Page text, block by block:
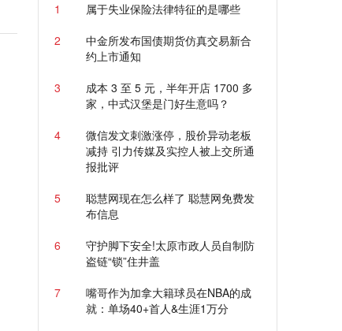
1
属于失业保险法律特征的是哪些
2
中金所发布国债期货仿真交易新合
约上市通知
3
成本 3 至 5 元，半年开店 1700 多
家，中式汉堡是门好生意吗？
4
微信发文刺激涨停，股价异动老板
减持 引力传媒及实控人被上交所通
报批评
5
聪慧网现在怎么样了 聪慧网免费发
布信息
6
守护脚下安全!太原市政人员自制防
盗链“锁”住井盖
7
嘴哥作为加拿大籍球员在NBA的成
就：单场40+首人&生涯1万分